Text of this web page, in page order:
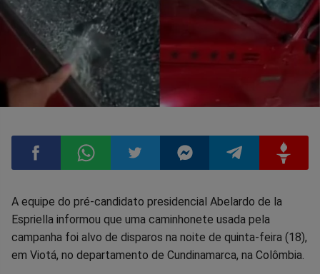
Compartilhar
no
Compartilhar
no
Compartilhar
no
Compartilhar
no
Compartilhar
no
no
A equipe do pré-candidato presidencial Abelardo de la
Espriella informou que uma caminhonete usada pela
campanha foi alvo de disparos na noite de quinta-feira (18),
em Viotá, no departamento de Cundinamarca, na Colômbia.